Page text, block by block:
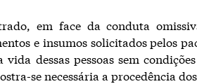
em face da conduta
e insumos solicitados pelos
vida dessas pessoas sem
se necessária a procedência